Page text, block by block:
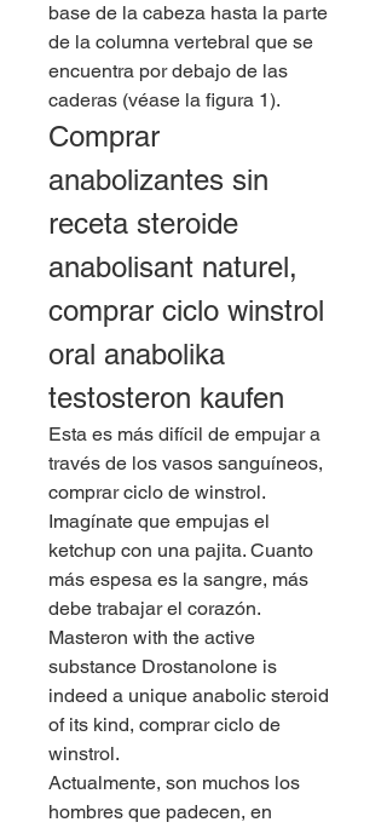
base de la cabeza hasta la parte
de la columna vertebral que se
encuentra por debajo de las
caderas (véase la figura 1).
Comprar
anabolizantes sin
receta steroide
anabolisant naturel,
comprar ciclo winstrol
oral anabolika
testosteron kaufen
Esta es más difícil de empujar a
través de los vasos sanguíneos,
comprar ciclo de winstrol.
Imagínate que empujas el
ketchup con una pajita. Cuanto
más espesa es la sangre, más
debe trabajar el corazón.
Masteron with the active
substance Drostanolone is
indeed a unique anabolic steroid
of its kind, comprar ciclo de
winstrol.
Actualmente, son muchos los
hombres que padecen, en